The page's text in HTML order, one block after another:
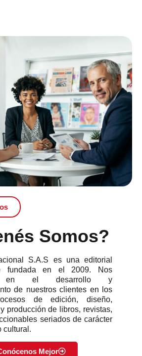
Somos?
S.A.S es una editorial
fundada en el 2009. Nos
en el desarrollo y
de nuestros clientes en los
de edición, diseño,
producción de libros, revistas,
seriados de carácter
cultural.
Mejor